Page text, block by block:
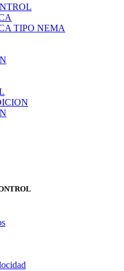
TIPO NEMA